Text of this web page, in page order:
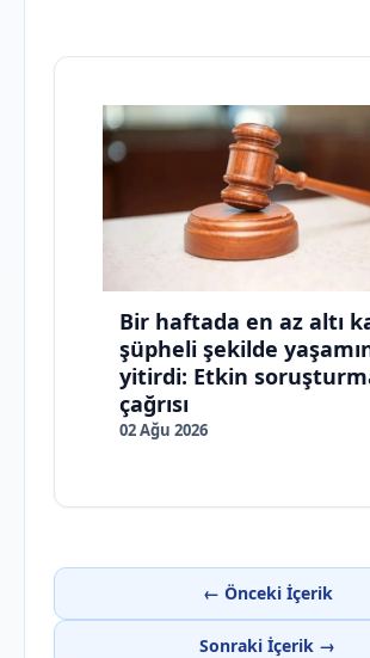
Bir haftada en az altı
şüpheli şekilde
yitirdi: Etkin
çağrısı
02 Ağu 2026
← Önceki İçerik
Sonraki İçerik →